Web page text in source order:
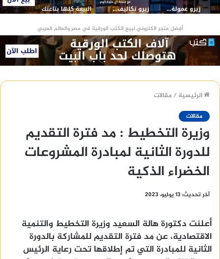
أفضل متجر الكتروني لبيع الكتب الورقية في مصر والعالم العربي
الرئيسية / مقالات
مقالات
وزيرة التخطيط : مد فترة التقديم
للدورة الثانية لمبادرة المشروعات
الخضراء الذكية
آخر تحديث: 13 يوليو، 2023
أعلنت دكتورة هالة السعيد وزيرة التخطيط والتنمية
الاقتصادية، عن مد فترة التقديم للمشاركة بالدورة
الثانية للمبادرة التي تم إطلاقها تحت رعاية الرئيس